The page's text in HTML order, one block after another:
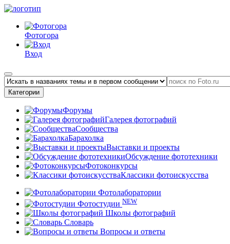
Фотогора
Вход
Категории
Форумы
Галерея фотографий
Сообщества
Барахолка
Выставки и проекты
Обсуждение фототехники
Фотоконкурсы
Классики фотоискусства
Фотолаборатории
Фотостудии NEW
Школы фотографий
Словарь
Вопросы и ответы